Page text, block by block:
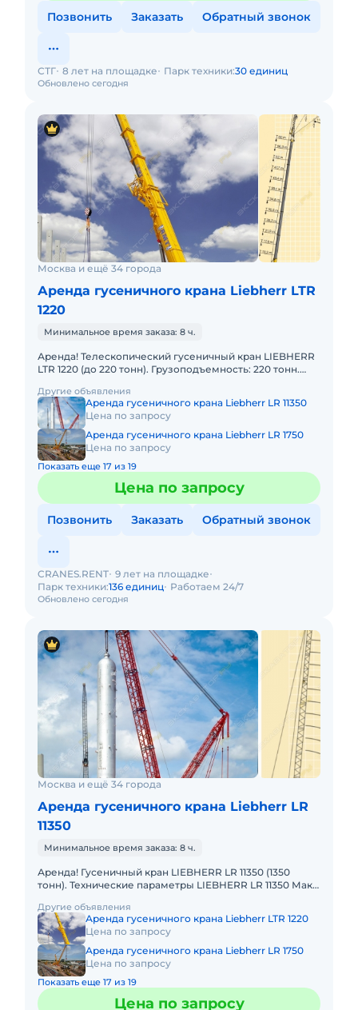
Позвонить Заказать Обратный звонок
Обновлено сегодня
СТГ 8 лет на площадке Парк техники:30 единиц
Москва и ещё 34 города
Аренда гусеничного крана Liebherr LTR
1220
Минимальное время заказа: 8 ч.
Аренда! Телескопический гусеничный кран LIEBHERR
LTR 1220 (до 220 тонн). Грузоподъемность: 220 тонн.
Другие объявления
Аренда гусеничного крана Liebherr LR 11350
Цена по запросу
Аренда гусеничного крана Liebherr LR 1750
Цена по запросу
Показать еще 17 из 19
Цена по запросу
Позвонить Заказать Обратный звонок
Обновлено сегодня
CRANES.RENT 9 лет на площадке
Парк техники:136 единиц Работаем 24/7
Москва и ещё 34 города
Аренда гусеничного крана Liebherr LR
11350
Минимальное время заказа: 8 ч.
Аренда! Гусеничный кран LIEBHERR LR 11350 (1350
тонн). Технические параметры LIEBHERR LR 11350 Макс.
Макс.
Другие объявления
Аренда гусеничного крана Liebherr LTR 1220
Цена по запросу
Аренда гусеничного крана Liebherr LR 1750
Цена по запросу
Показать еще 17 из 19
Цена по запросу